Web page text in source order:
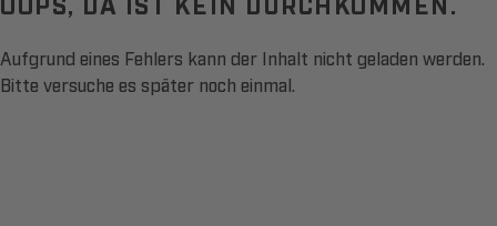
Aufgrund eines Fehlers kann der Inhalt nicht geladen werden.
Bitte versuche es später noch einmal.